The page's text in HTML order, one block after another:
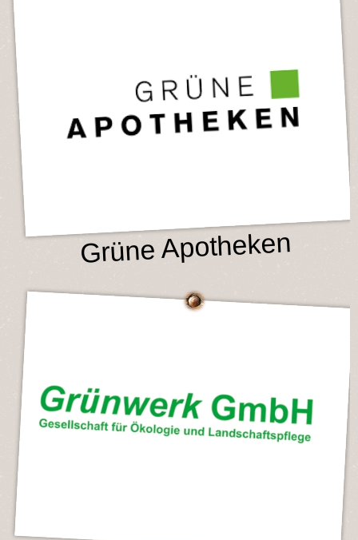
Grüne Apotheken